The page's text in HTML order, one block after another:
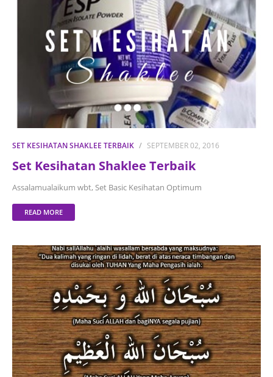
SET KESIHATAN SHAKLEE TERBAIK SEPTEMBER 02, 2016
Set Kesihatan Shaklee Terbaik
Assalamualaikum wbt, Set Basic Kesihatan Optimum
READ MORE